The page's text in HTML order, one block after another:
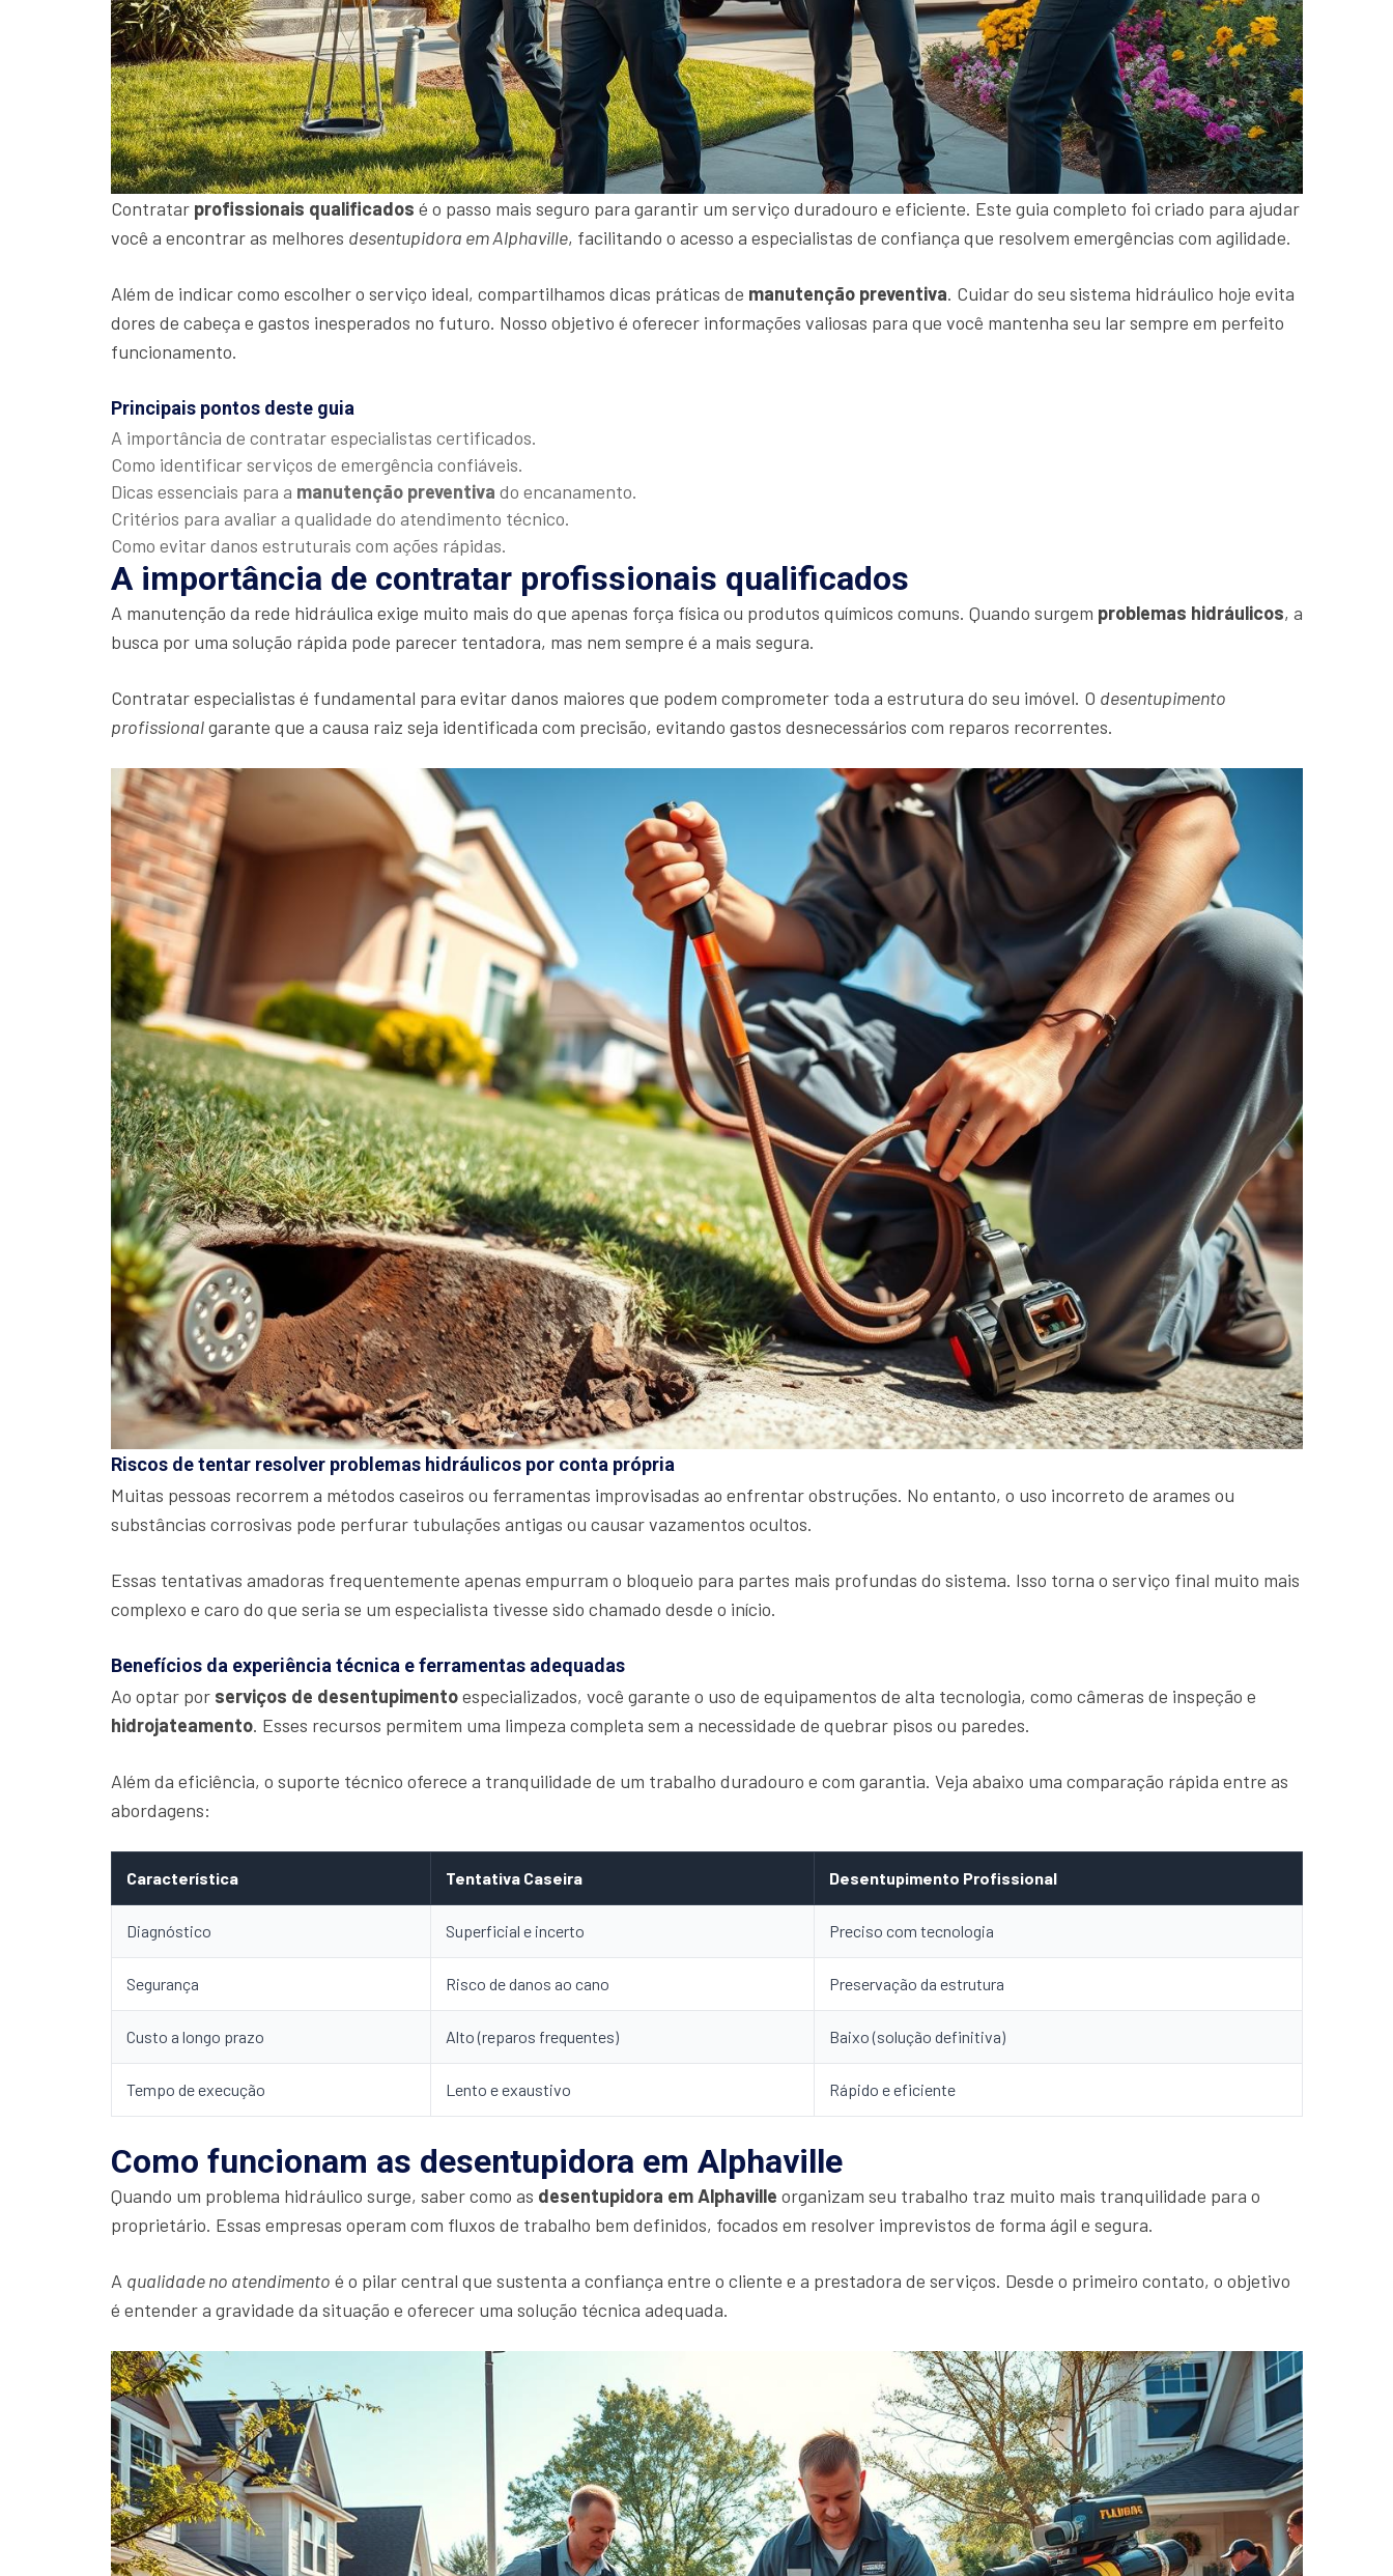
Contratar profissionais qualificados é o passo mais seguro para garantir um serviço duradouro e eficiente. Este guia completo foi criado para ajudar
você a encontrar as melhores desentupidora em Alphaville, facilitando o acesso a especialistas de confiança que resolvem emergências com agilidade.
Além de indicar como escolher o serviço ideal, compartilhamos dicas práticas de manutenção preventiva. Cuidar do seu sistema hidráulico hoje evita
dores de cabeça e gastos inesperados no futuro. Nosso objetivo é oferecer informações valiosas para que você mantenha seu lar sempre em perfeito
funcionamento.
Principais pontos deste guia
A importância de contratar especialistas certificados.
Como identificar serviços de emergência confiáveis.
Dicas essenciais para a manutenção preventiva do encanamento.
Critérios para avaliar a qualidade do atendimento técnico.
Como evitar danos estruturais com ações rápidas.
A importância de contratar profissionais qualificados
A manutenção da rede hidráulica exige muito mais do que apenas força física ou produtos químicos comuns. Quando surgem problemas hidráulicos, a
busca por uma solução rápida pode parecer tentadora, mas nem sempre é a mais segura.
Contratar especialistas é fundamental para evitar danos maiores que podem comprometer toda a estrutura do seu imóvel. O desentupimento
profissionalgarante que a causa raiz seja identificada com precisão, evitando gastos desnecessários com reparos recorrentes.
Riscos de tentar resolver problemas hidráulicos por conta própria
Muitas pessoas recorrem a métodos caseiros ou ferramentas improvisadas ao enfrentar obstruções. No entanto, o uso incorreto de arames ou
substâncias corrosivas pode perfurar tubulações antigas ou causar vazamentos ocultos.
Essas tentativas amadoras frequentemente apenas empurram o bloqueio para partes mais profundas do sistema. Isso torna o serviço final muito mais
complexo e caro do que seria se um especialista tivesse sido chamado desde o início.
Benefícios da experiência técnica e ferramentas adequadas
Ao optar por serviços de desentupimentoespecializados, você garante o uso de equipamentos de alta tecnologia, como câmeras de inspeção e
hidrojateamento. Esses recursos permitem uma limpeza completa sem a necessidade de quebrar pisos ou paredes.
Além da eficiência, o suporte técnico oferece a tranquilidade de um trabalho duradouro e com garantia. Veja abaixo uma comparação rápida entre as
abordagens:
Característica Tentativa Caseira Desentupimento Profissional
Diagnóstico Superficial e incerto Preciso com tecnologia
Segurança Risco de danos ao cano Preservação da estrutura
Custo a longo prazo Alto (reparos frequentes) Baixo (solução definitiva)
Tempo de execução Lento e exaustivo Rápido e eficiente
Como funcionam as desentupidora em Alphaville
Quando um problema hidráulico surge, saber como as desentupidora em Alphaville organizam seu trabalho traz muito mais tranquilidade para o
proprietário. Essas empresas operam com fluxos de trabalho bem definidos, focados em resolver imprevistos de forma ágil e segura.
A qualidade no atendimento é o pilar central que sustenta a confiança entre o cliente e a prestadora de serviços. Desde o primeiro contato, o objetivo
é entender a gravidade da situação e oferecer uma solução técnica adequada.